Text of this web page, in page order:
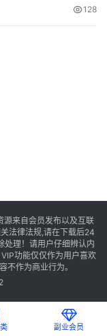
128
源来自会员发布以及互联
法律法规,请在下载后24
处理！请用户仔细辨认内
功能仅仅作为用户喜欢
不作为商业行为。
副业会员